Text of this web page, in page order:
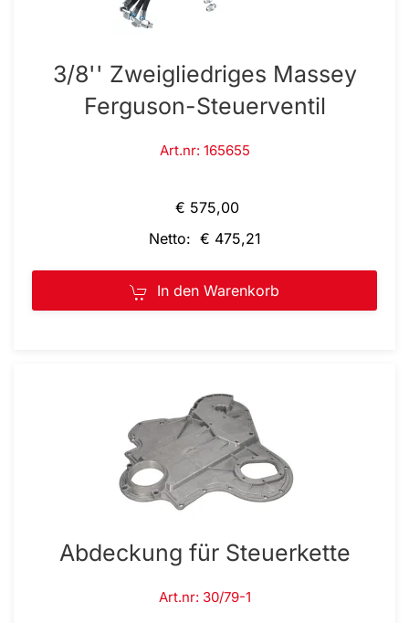
3/8'' Zweigliedriges Massey
Ferguson-Steuerventil
Art.nr: 165655
€ 575,00
Netto: € 475,21
In den Warenkorb
Abdeckung für Steuerkette
Art.nr: 30/79-1